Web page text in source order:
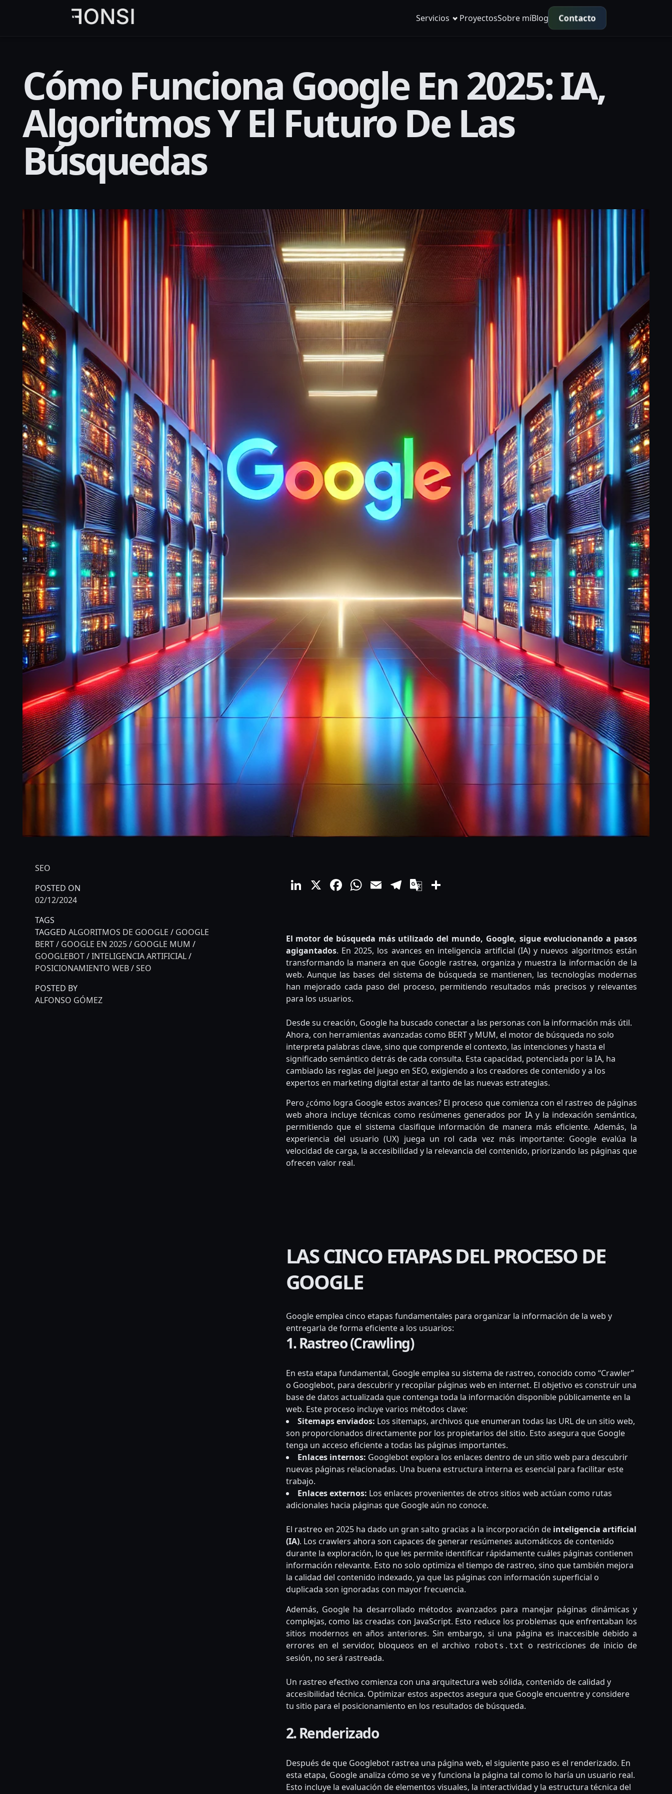
Servicios ProyectosSobre míBlog Contacto
Cómo Funciona Google En 2025: IA,
Algoritmos Y El Futuro De Las
Búsquedas
SEO
POSTED ON
02/12/2024
TAGS
TAGGED ALGORITMOS DE GOOGLE / GOOGLE
BERT/ GOOGLE EN 2025/ GOOGLE MUM /
GOOGLEBOT/INTELIGENCIA ARTIFICIAL/
POSICIONAMIENTO WEB/SEO
POSTED BY
ALFONSO GÓMEZ
LinkedIn
X Facebook
WhatsApp
EmailTelegram
Google
El motor de búsqueda más utilizado del mundo, Google, sigue evolucionando a pasos
agigantados. En 2025, los avances en inteligencia artificial (IA) y nuevos algoritmos están
transformando la manera en que Google rastrea, organiza y muestra la información de la
web. Aunque las bases del sistema de búsqueda se mantienen, las tecnologías modernas
han mejorado cada paso del proceso, permitiendo resultados más precisos y relevantes
para los usuarios.
Desde su creación, Google ha buscado conectar a las personas con la información más útil.
Ahora, con herramientas avanzadas como BERT y MUM, el motor de búsqueda no solo
interpreta palabras clave, sino que comprende el contexto, las intenciones y hasta el
significado semántico detrás de cada consulta. Esta capacidad, potenciada por la IA, ha
cambiado las reglas del juego en SEO, exigiendo a los creadores de contenido y a los
expertos en marketing digital estar al tanto de las nuevas estrategias.
Pero ¿cómo logra Google estos avances? El proceso que comienza con el rastreo de páginas
web ahora incluye técnicas como resúmenes generados por IA y la indexación semántica,
permitiendo que el sistema clasifique información de manera más eficiente. Además, la
experiencia del usuario (UX) juega un rol cada vez más importante: Google evalúa la
velocidad de carga, la accesibilidad y la relevancia del contenido, priorizando las páginas que
ofrecen valor real.
LAS CINCO ETAPAS DEL PROCESO DE
GOOGLE
Google emplea cinco etapas fundamentales para organizar la información de la web y
entregarla de forma eficiente a los usuarios:
1. Rastreo (Crawling)
En esta etapa fundamental, Google emplea su sistema de rastreo, conocido como “Crawler”
o Googlebot, para descubrir y recopilar páginas web en internet. El objetivo es construir una
base de datos actualizada que contenga toda la información disponible públicamente en la
web. Este proceso incluye varios métodos clave:
Sitemaps enviados: Los sitemaps, archivos que enumeran todas las URL de un sitio web,
son proporcionados directamente por los propietarios del sitio. Esto asegura que Google
tenga un acceso eficiente a todas las páginas importantes.
Enlaces internos: Googlebot explora los enlaces dentro de un sitio web para descubrir
nuevas páginas relacionadas. Una buena estructura interna es esencial para facilitar este
trabajo.
Enlaces externos: Los enlaces provenientes de otros sitios web actúan como rutas
adicionales hacia páginas que Google aún no conoce.
El rastreo en 2025 ha dado un gran salto gracias a la incorporación de inteligencia artificial
(IA). Los crawlers ahora son capaces de generar resúmenes automáticos de contenido
durante la exploración, lo que les permite identificar rápidamente cuáles páginas contienen
información relevante. Esto no solo optimiza el tiempo de rastreo, sino que también mejora
la calidad del contenido indexado, ya que las páginas con información superficial o
duplicada son ignoradas con mayor frecuencia.
Además, Google ha desarrollado métodos avanzados para manejar páginas dinámicas y
complejas, como las creadas con JavaScript. Esto reduce los problemas que enfrentaban los
sitios modernos en años anteriores. Sin embargo, si una página es inaccesible debido a
errores en el servidor, bloqueos en el archivo robots.txt o restricciones de inicio de
sesión, no será rastreada.
Un rastreo efectivo comienza con una arquitectura web sólida, contenido de calidad y
accesibilidad técnica. Optimizar estos aspectos asegura que Google encuentre y considere
tu sitio para el posicionamiento en los resultados de búsqueda.
2. Renderizado
Después de que Googlebot rastrea una página web, el siguiente paso es el renderizado. En
esta etapa, Google analiza cómo se ve y funciona la página tal como lo haría un usuario real.
Esto incluye la evaluación de elementos visuales, la interactividad y la estructura técnica del